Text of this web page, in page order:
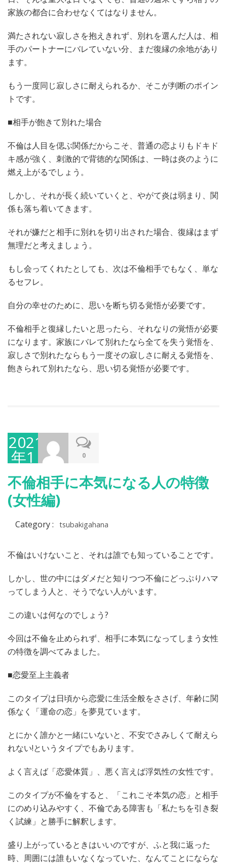
家族の都合に合わせなくてはなりません。
満たされない寂しさを抱えきれず、別れを選んだ人は、相
手のパートナーにバレていない分、まだ復縁の余地があり
ます。
もう一度同じ寂しさに耐えられるか、そこが判断のポイン
トです。
■相手が飽きて別れた場合
不倫は人目を偲ぶ関係だからこそ、普通の恋よりもドキド
キ感が強く、刺激的で背徳的な関係は、一時は炎のように
燃え上がるでしょう。
しかし、それが長く続いていくと、やがて炎は弱まり、関
係も落ち着いてきます。
それが嫌だと相手に別れを切り出された場合、復縁はまず
無理だと考えましょう。
もし会ってくれたとしても、次は不倫相手でもなく、単な
るセフレ。
自分の幸せのために、思いを断ち切る覚悟が必要です。
不倫相手と復縁したいと思ったら、それなりの覚悟が必要
になります。家族にバレて別れたなら全てを失う覚悟を、
寂しさで別れたならもう一度その寂しさに耐える覚悟を、
飽きられて別れたなら、思い切る覚悟が必要です。
2021
年1
月
15
日
0
不倫相手に本気になる人の特徴
(女性編)
Category : tsubakigahana
不倫はいけないこと、それは誰でも知っていることです。
しかし、世の中にはダメだと知りつつ不倫にどっぷりハマ
ってしまう人と、そうでない人がいます。
この違いは何なのでしょう?
今回は不倫を止められず、相手に本気になってしまう女性
の特徴を調べてみました。
■恋愛至上主義者
このタイプは日頃から恋愛に生活全般をささげ、年齢に関
係なく「運命の恋」を夢見ています。
とにかく誰かと一緒にいないと、不安でさみしくて耐えら
れない!というタイプでもあります。
よく言えば「恋愛体質」、悪く言えば浮気性の女性です。
このタイプが不倫をすると、「これこそ本気の恋」と相手
にのめり込みやすく、不倫である障害も「私たちを引き裂
く試練」と勝手に解釈します。
盛り上がっているときはいいのですが、ふと我に返った
時、周囲には誰もいなくなっていた、なんてことにならな